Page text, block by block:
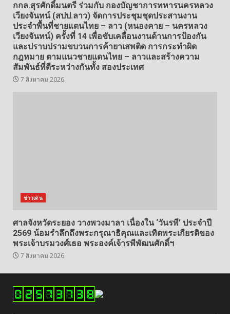
กกล.สุรศักดิ์มนตรี ร่วมกับ กองบัญชาการทหารนครหลวง
เวียงจันทน์ (สปป.ลาว) จัดการประชุมชุดประสานงาน
ประจำพื้นที่ชายแดนไทย – ลาว (หนองคาย – นครหลวง
เวียงจันทน์) ครั้งที่ 14 เพื่อขับเคลื่อนงานด้านการป้องกัน
และปราบปรามขบวนการค้ายาเสพติด การกระทำผิด
กฎหมาย ตามแนวชายแดนไทย – ลาวและสร้างความ
สัมพันธ์ที่ดีระหว่างกันทั้ง สองประเทศ
7 สิงหาคม 2026
ข่าวเด่น
ศาลจังหวัดระยอง วางพวงมาลา เนื่องใน ‘วันรพี’ ประจำปี
2569 น้อมรำลึกถึงพระกรุณาธิคุณและเทิดพระเกียรติของ
พระเจ้าบรมวงศ์เธอ พระองค์เจ้ารพีพัฒนศักดิ์ฯ
7 สิงหาคม 2026